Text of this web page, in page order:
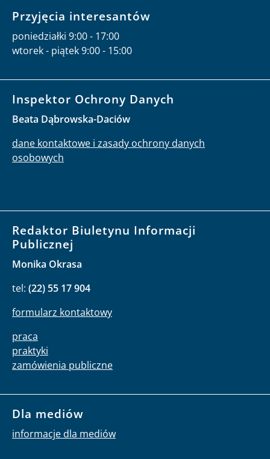
Przyjęcia interesantów
poniedziałki 9:00 - 17:00
wtorek - piątek 9:00 - 15:00
Inspektor Ochrony Danych
Beata Dąbrowska-Daciów
dane kontaktowe i zasady ochrony danych
osobowych
Redaktor Biuletynu Informacji
Publicznej
Monika Okrasa
tel: (22) 55 17 904
formularz kontaktowy
praca
praktyki
zamówienia publiczne
Dla mediów
informacje dla mediów